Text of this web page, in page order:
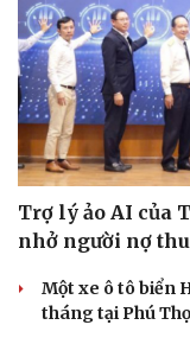
Trợ lý ảo AI của
nhở người nợ
Một xe ô tô biển
tháng tại Phú Thọ